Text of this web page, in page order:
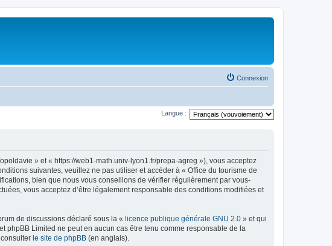
Connexion
Langue :
» et « https://web1-math.univ-lyon1.fr/prepa-agreg »), vous acceptez
suivantes, veuillez ne pas utiliser et accéder à « Office du tourisme de
bien que nous vous conseillons de vérifier régulièrement par vous-
vous acceptez d’être légalement responsable des conditions modifiées et
de discussions déclaré sous la « licence publique générale GNU 2.0 » et qui
phpBB Limited ne peut en aucun cas être tenu comme responsable de la
le site de phpBB (en anglais).